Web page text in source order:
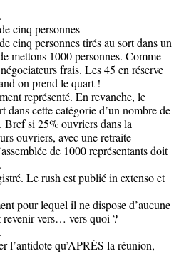
cinq personnes
cinq personnes tirés au sort dans un
mettons 1000 personnes. Comme
frais. Les 45 en réserve
on prend le quart !
représenté. En revanche, le
cette catégorie d’un nombre de
Bref si 25% ouvriers dans la
ouvriers, avec une retraite
de 1000 représentants doit
Le rush est publié in extenso et
pour lequel il ne dispose d’aucune
revenir vers… vers quoi ?
l’antidote qu’APRÈS la réunion,